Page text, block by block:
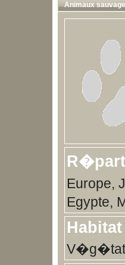
Animaux
Europe,
Egypte,
Habitat